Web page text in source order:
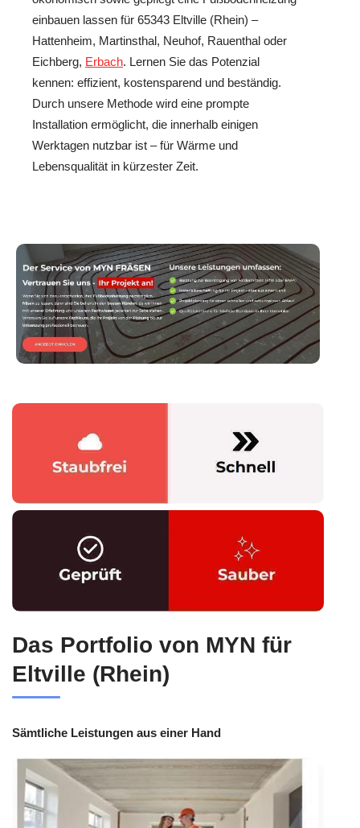
einbauen lassen für 65343 Eltville (Rhein) –
Hattenheim, Martinsthal, Neuhof, Rauenthal oder
Eichberg, Erbach. Lernen Sie das Potenzial
kennen: effizient, kostensparend und beständig.
Durch unsere Methode wird eine prompte
Installation ermöglicht, die innerhalb einigen
Werktagen nutzbar ist – für Wärme und
Lebensqualität in kürzester Zeit.
Das Portfolio von MYN für
Eltville (Rhein)
Sämtliche Leistungen aus einer Hand